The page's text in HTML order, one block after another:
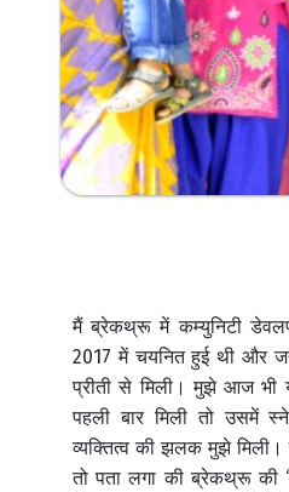
मैं ब्रेकथ्रू में कम्युनिटी
2017 में चयनित हुई थी और
प्रीती से मिली। मुझे आज भी
पहली बार मिली तो उसमें
व्यक्तित्व की झलक मुझे मिली।
तो पता लगा की ब्रेकथ्रू की